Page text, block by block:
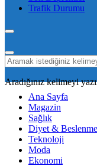
Trafik Durumu
Aradığınız kelimeyi
Ana Sayfa
Magazin
Sağlık
Diyet & Beslenme
Teknoloji
Moda
Ekonomi